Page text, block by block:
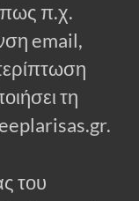
π.χ.
email,
τη
του